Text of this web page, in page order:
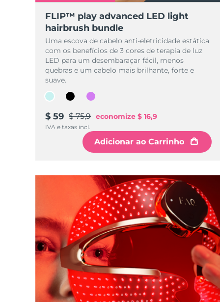
FLIP™ play advanced LED light
hairbrush bundle
Uma escova de cabelo anti-eletricidade estática
com os benefícios de 3 cores de terapia de luz
LED para um desembaraçar fácil, menos
quebras e um cabelo mais brilhante, forte e
suave.
$ 59 $ 75,9 economize $ 16,9
IVA e taxas incl.
Adicionar ao Carrinho
All acne treatment devices
All revitalizing eye massagers
Cuidados de pele KIWI™
Advanced pore care essentials
Serum
For healthy hair
issa™ Teeth Whitening Gel
18% PAP
Homens
Comprar todos